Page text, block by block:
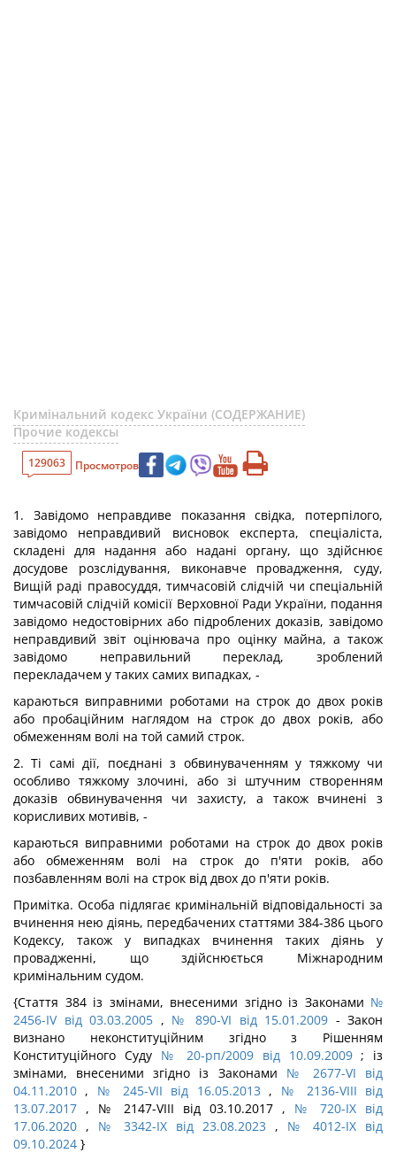
Кримінальний кодекс України (СОДЕРЖАНИЕ)
Прочие кодексы
129063 Просмотров
1. Завідомо неправдиве показання свідка, потерпілого,
завідомо неправдивий висновок експерта, спеціаліста,
складені для надання або надані органу, що здійснює
досудове розслідування, виконавче провадження, суду,
Вищій раді правосуддя, тимчасовій слідчій чи спеціальній
тимчасовій слідчій комісії Верховної Ради України, подання
завідомо недостовірних або підроблених доказів, завідомо
неправдивий звіт оцінювача про оцінку майна, а також
завідомо неправильний переклад, зроблений
перекладачем у таких самих випадках, -
караються виправними роботами на строк до двох років
або пробаційним наглядом на строк до двох років, або
обмеженням волі на той самий строк.
2. Ті самі дії, поєднані з обвинуваченням у тяжкому чи
особливо тяжкому злочині, або зі штучним створенням
доказів обвинувачення чи захисту, а також вчинені з
корисливих мотивів, -
караються виправними роботами на строк до двох років
або обмеженням волі на строк до п'яти років, або
позбавленням волі на строк від двох до п'яти років.
Примітка. Особа підлягає кримінальній відповідальності за
вчинення нею діянь, передбачених статтями 384-386 цього
Кодексу, також у випадках вчинення таких діянь у
провадженні, що здійснюється Міжнародним
кримінальним судом.
{Стаття 384 із змінами, внесеними згідно із Законами №
2456-IV від 03.03.2005 , № 890-VI від 15.01.2009 - Закон
визнано неконституційним згідно з Рішенням
Конституційного Суду № 20-рп/2009 від 10.09.2009; із
змінами, внесеними згідно із Законами № 2677-VI від
04.11.2010 , № 245-VII від 16.05.2013 , № 2136-VIII від
13.07.2017 , № 2147-VIII від 03.10.2017 , № 720-IX від
17.06.2020 , № 3342-IX від 23.08.2023 , № 4012-IX від
09.10.2024 }